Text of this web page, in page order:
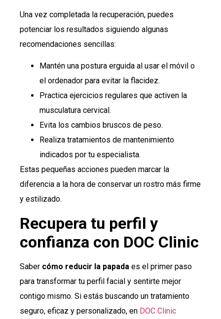
Una vez completada la recuperación, puedes
potenciar los resultados siguiendo algunas
recomendaciones sencillas:
Mantén una postura erguida al usar el móvil o
el ordenador para evitar la flacidez.
Practica ejercicios regulares que activen la
musculatura cervical.
Evita los cambios bruscos de peso.
Realiza tratamientos de mantenimiento
indicados por tu especialista.
Estas pequeñas acciones pueden marcar la
diferencia a la hora de conservar un rostro más firme
y estilizado.
Recupera tu perfil y
confianza con DOC Clinic
Saber cómo reducir la papada es el primer paso
para transformar tu perfil facial y sentirte mejor
contigo mismo. Si estás buscando un tratamiento
seguro, eficaz y personalizado, en DOC Clinic